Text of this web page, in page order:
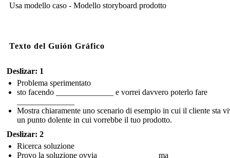
Usa modello caso - Modello storyboard prodotto
Texto del Guión Gráfico
Deslizar: 1
Problema sperimentato
sto facendo ______________ e vorrei davvero poterlo fare
Mostra chiaramente uno scenario di esempio in cui il cliente sta
un punto dolente in cui vorrebbe il tuo prodotto.
Deslizar: 2
Ricerca soluzione
Provo la soluzione ovvia ______________ ma ______________